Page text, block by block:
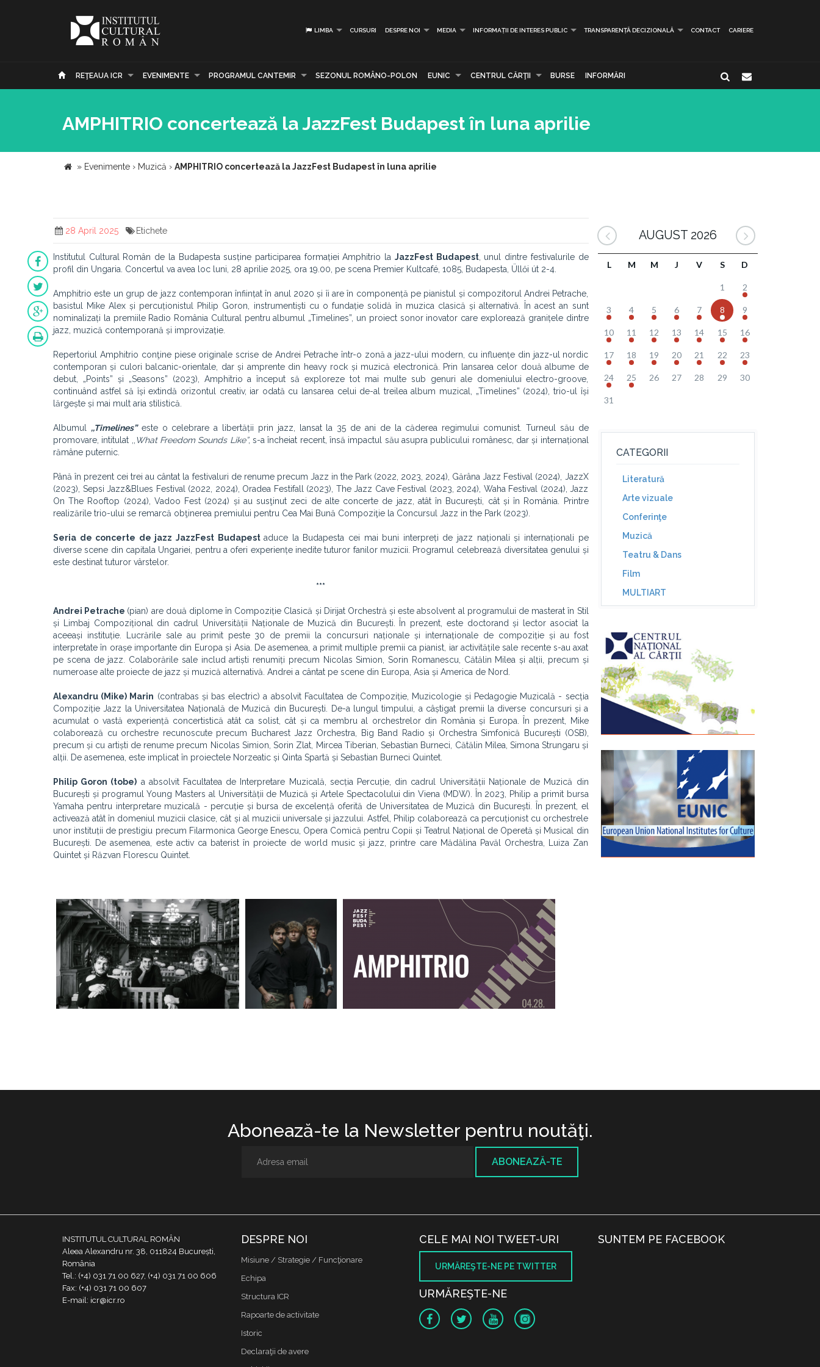
LIMBA CURSURI DESPRE NOI MEDIA INFORMAȚII DE INTERES PUBLIC TRANSPARENȚĂ DECIZIONALĂ CONTACT CARIERE
REŢEAUA ICR EVENIMENTE PROGRAMUL CANTEMIR SEZONUL ROMÂNO-POLON EUNIC CENTRUL CĂRŢII BURSE INFORMĂRI
AMPHITRIO concertează la JazzFest Budapest în luna aprilie
» Evenimente › Muzică › AMPHITRIO concertează la JazzFest Budapest în luna aprilie
28 April 2025 Etichete
Institutul Cultural Român de la Budapesta susține participarea formației Amphitrio la JazzFest Budapest, unul dintre festivalurile de
profil din Ungaria. Concertul va avea loc luni, 28 aprilie 2025, ora 19.00, pe scena Premier Kultcafé, 1085, Budapesta, Üllői út 2-4.
Amphitrio este un grup de jazz contemporan înființat în anul 2020 și îi are în componență pe pianistul și compozitorul Andrei Petrache,
basistul Mike Alex și percuționistul Philip Goron, instrumentiști cu o fundație solidă în muzica clasică și alternativă. În acest an sunt
nominalizați la premiile Radio România Cultural pentru albumul „Timelines”, un proiect sonor inovator care explorează granițele dintre
jazz, muzică contemporană și improvizație.
Repertoriul Amphitrio conţine piese originale scrise de Andrei Petrache într-o zonă a jazz-ului modern, cu influențe din jazz-ul nordic
contemporan și culori balcanic-orientale, dar și amprente din heavy rock și muzică electronică. Prin lansarea celor două albume de
debut, „Points” și „Seasons” (2023), Amphitrio a început să exploreze tot mai multe sub genuri ale domeniului electro-groove,
continuând astfel să își extindă orizontul creativ, iar odată cu lansarea celui de-al treilea album muzical, „Timelines” (2024), trio-ul își
lărgește și mai mult aria stilistică.
Albumul ,,Timelines”este o celebrare a libertății prin jazz, lansat la 35 de ani de la căderea regimului comunist. Turneul său de
promovare, intitulat ,,
What Freedom Sounds Like”, s-a încheiat recent, însă impactul său asupra publicului românesc, dar și internațional
rămâne puternic.
Până în prezent cei trei au cântat la festivaluri de renume precum Jazz in the Park (2022, 2023, 2024), Gărâna Jazz Festival (2024), JazzX
(2023), Sepsi Jazz&Blues Festival (2022, 2024), Oradea Festifall (2023), The Jazz Cave Festival (2023, 2024), Waha Festival (2024), Jazz
On The Rooftop (2024), Vadoo Fest (2024) și au susţinut zeci de alte concerte de jazz, atât în București, cât și în România. Printre
realizările trio-ului se remarcă obţinerea premiului pentru Cea Mai Bună Compoziţie la Concursul Jazz in the Park (2023).
Seria de concerte de jazz JazzFest Budapestaduce la Budapesta cei mai buni interpreți de jazz naționali și internaționali pe
diverse scene din capitala Ungariei, pentru a oferi experiențe inedite tuturor fanilor muzicii. Programul celebrează diversitatea genului și
este destinat tuturor vârstelor.
***
Andrei Petrache (pian) are două diplome în Compoziție Clasică și Dirijat Orchestră și este absolvent al programului de masterat în Stil
și Limbaj Compozițional din cadrul Universității Naționale de Muzică din București. În prezent, este doctorand și lector asociat la
aceeași instituție. Lucrările sale au primit peste 30 de premii la concursuri naționale și internaționale de compoziție și au fost
interpretate în orașe importante din Europa și Asia. De asemenea, a primit multiple premii ca pianist, iar activitățile sale recente s-au axat
pe scena de jazz. Colaborările sale includ artiști renumiți precum Nicolas Simion, Sorin Romanescu, Cătălin Milea și alții, precum și
numeroase alte proiecte de jazz și muzică alternativă. Andrei a cântat pe scene din Europa, Asia și America de Nord.
Alexandru (Mike) Marin (contrabas și bas electric) a absolvit Facultatea de Compoziție, Muzicologie și Pedagogie Muzicală - secția
Compoziție Jazz la Universitatea Națională de Muzică din București. De-a lungul timpului, a câștigat premii la diverse concursuri și a
acumulat o vastă experiență concertistică atât ca solist, cât și ca membru al orchestrelor din România și Europa. În prezent, Mike
colaborează cu orchestre recunoscute precum Bucharest Jazz Orchestra, Big Band Radio și Orchestra Simfonică București (OSB),
precum și cu artiști de renume precum Nicolas Simion, Sorin Zlat, Mircea Tiberian, Sebastian Burneci, Cătălin Milea, Simona Strungaru și
alții. De asemenea, este implicat în proiectele Norzeatic și Qinta Spartă și Sebastian Burneci Quintet.
Philip Goron (tobe) a absolvit Facultatea de Interpretare Muzicală, secția Percuție, din cadrul Universității Naționale de Muzică din
București și programul Young Masters al Universității de Muzică și Artele Spectacolului din Viena (MDW). În 2023, Philip a primit bursa
Yamaha pentru interpretare muzicală - percuție și bursa de excelență oferită de Universitatea de Muzică din București. În prezent, el
activează atât în domeniul muzicii clasice, cât și al muzicii universale și jazzului. Astfel, Philip colaborează ca percuționist cu orchestrele
unor instituții de prestigiu precum Filarmonica George Enescu, Opera Comică pentru Copii și Teatrul Național de Operetă și Musical din
București. De asemenea, este activ ca baterist în proiecte de world music și jazz, printre care Mădălina Pavăl Orchestra, Luiza Zan
Quintet și Răzvan Florescu Quintet.
AUGUST 2026
L M M J V S D
1 2
3 4 5 6 7 8 9
10 11 12 13 14 15 16
17 18 19 20 21 22 23
24 25 26 27 28 29 30
31
CATEGORII
Literatură
Arte vizuale
Conferinţe
Muzică
Teatru & Dans
Film
MULTIART
Abonează-te la Newsletter pentru noutăţi.
ABONEAZĂ-TE
INSTITUTUL CULTURAL ROMÂN
Aleea Alexandru nr. 38, 011824 București,
România
Tel.: (+4) 031 71 00 627, (+4) 031 71 00 606
Fax: (+4) 031 71 00 607
E-mail: icr@icr.ro
DESPRE NOI
Misiune / Strategie / Funcţionare
Echipa
Structura ICR
Rapoarte de activitate
Istoric
Declaraţii de avere
CELE MAI NOI TWEET-URI
URMĂREŞTE-NE PE TWITTER
URMĂREŞTE-NE
SUNTEM PE FACEBOOK